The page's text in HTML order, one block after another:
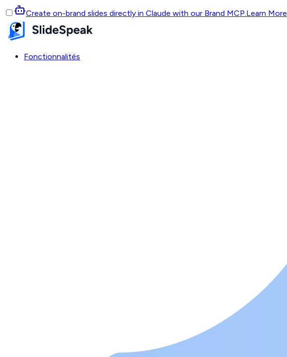
Create on-brand slides directly in Claude with our Brand MCP.Learn More
Fonctionnalités